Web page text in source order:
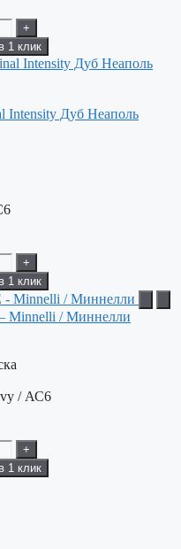
+
1 клик
Intensity Дуб Неаполь
+
1 клик
Minnelli / Миннелли
/ АС6
+
1 клик